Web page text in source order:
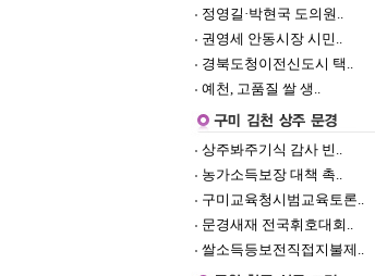
정영길·박현국 도의원..
권영세 안동시장 시민..
경북도청이전신도시 택..
예천, 고품질 쌀 생..
상주봐주기식 감사 빈..
농가소득보장 대책 촉..
구미교육청시범교육토론..
문경새재 전국휘호대회..
쌀소득등보전직접지불제..